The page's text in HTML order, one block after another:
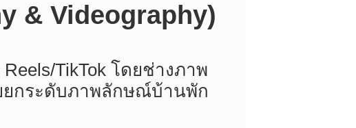
& Videography)
TikTok โดยช่างภาพ
ยกระดับภาพลักษณ์บ้านพัก